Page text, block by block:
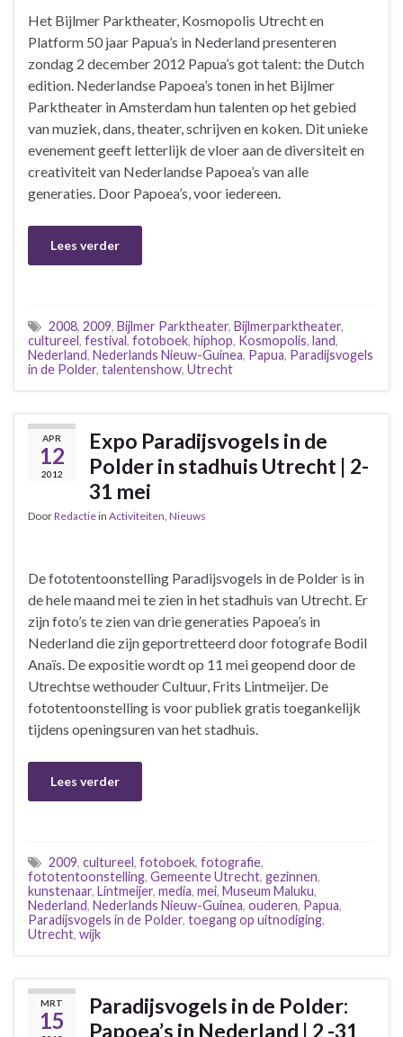
Het Bijlmer Parktheater, Kosmopolis Utrecht en
Platform 50 jaar Papua’s in Nederland presenteren
zondag 2 december 2012 Papua’s got talent: the Dutch
edition. Nederlandse Papoea’s tonen in het Bijlmer
Parktheater in Amsterdam hun talenten op het gebied
van muziek, dans, theater, schrijven en koken. Dit unieke
evenement geeft letterlijk de vloer aan de diversiteit en
creativiteit van Nederlandse Papoea’s van alle
generaties. Door Papoea’s, voor iedereen.
Lees verder
2008, 2009, Bijlmer Parktheater, Bijlmerparktheater,
cultureel, festival, fotoboek, hiphop, Kosmopolis, land,
Nederland, Nederlands Nieuw-Guinea, Papua, Paradijsvogels
in de Polder, talentenshow, Utrecht
APR
12
2012
Expo Paradijsvogels in de
Polder in stadhuis Utrecht | 2-
31 mei
DoorRedactiein Activiteiten, Nieuws
De fototentoonstelling Paradijsvogels in de Polder is in
de hele maand mei te zien in het stadhuis van Utrecht. Er
zijn foto’s te zien van drie generaties Papoea’s in
Nederland die zijn geportretteerd door fotografe Bodil
Anaïs. De expositie wordt op 11 mei geopend door de
Utrechtse wethouder Cultuur, Frits Lintmeijer. De
fototentoonstelling is voor publiek gratis toegankelijk
tijdens openingsuren van het stadhuis.
Lees verder
2009, cultureel, fotoboek, fotografie,
fototentoonstelling, Gemeente Utrecht, gezinnen,
kunstenaar, Lintmeijer, media, mei, Museum Maluku,
Nederland, Nederlands Nieuw-Guinea, ouderen, Papua,
Paradijsvogels in de Polder, toegang op uitnodiging,
Utrecht, wijk
MRT
15
Paradijsvogels in de Polder:
Papoea’s in Nederland | 2 -31